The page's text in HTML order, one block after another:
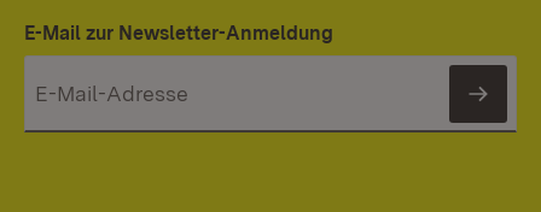
E-Mail zur Newsletter-Anmeldung